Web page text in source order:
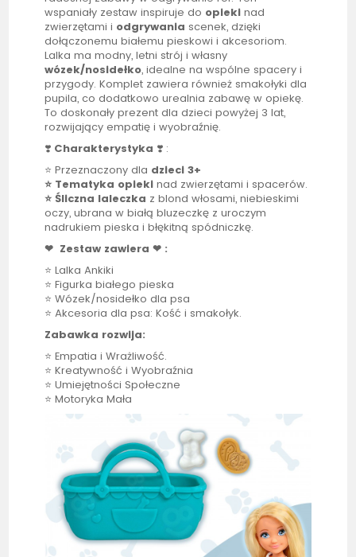
wspaniały zestaw inspiruje do opieki nad
zwierzętami i odgrywania scenek, dzięki
dołączonemu białemu pieskowi i akcesoriom.
Lalka ma modny, letni strój i własny
wózek/nosidełko, idealne na wspólne spacery i
przygody. Komplet zawiera również smakołyki dla
pupila, co dodatkowo urealnia zabawę w opiekę.
To doskonały prezent dla dzieci powyżej 3 lat,
rozwijający empatię i wyobraźnię.
❣️ Charakterystyka ❣️ :
⭐ Przeznaczony dla dzieci 3+
⭐ Tematyka opieki nad zwierzętami i spacerów.
⭐ Śliczna laleczka z blond włosami, niebieskimi
oczy, ubrana w białą bluzeczkę z uroczym
nadrukiem pieska i błękitną spódniczkę.
❤ Zestaw zawiera ❤ :
⭐Lalka Ankiki
⭐ Figurka białego pieska
⭐ Wózek/nosidełko dla psa
⭐ Akcesoria dla psa: Kość i smakołyk.
Zabawka rozwija:
⭐ Empatia i Wrażliwość.
⭐ Kreatywność i Wyobraźnia
⭐ Umiejętności Społeczne
⭐ Motoryka Mała